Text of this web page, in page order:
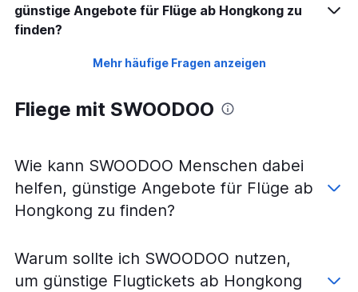
günstige Angebote für Flüge ab Hongkong zu
finden?
Mehr häufige Fragen anzeigen
Fliege mit SWOODOO
Wie kann SWOODOO Menschen dabei
helfen, günstige Angebote für Flüge ab
Hongkong zu finden?
Warum sollte ich SWOODOO nutzen,
um günstige Flugtickets ab Hongkong